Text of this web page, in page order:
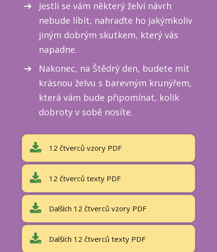
Jestli se vám některý želví návrh
nebude líbít, nahraďte ho jakýmkoliv
jiným dobrým skutkem, který vás
napadne.
Nakonec, na Štědrý den, budete mít
krásnou želvu s barevným krunýřem,
která vám bude připomínat, kolik
dobroty v sobě nosíte.
12 čtverců vzory PDF
12 čtverců texty PDF
Dalších 12 čtverců vzory PDF
Dalších 12 čtverců texty PDF